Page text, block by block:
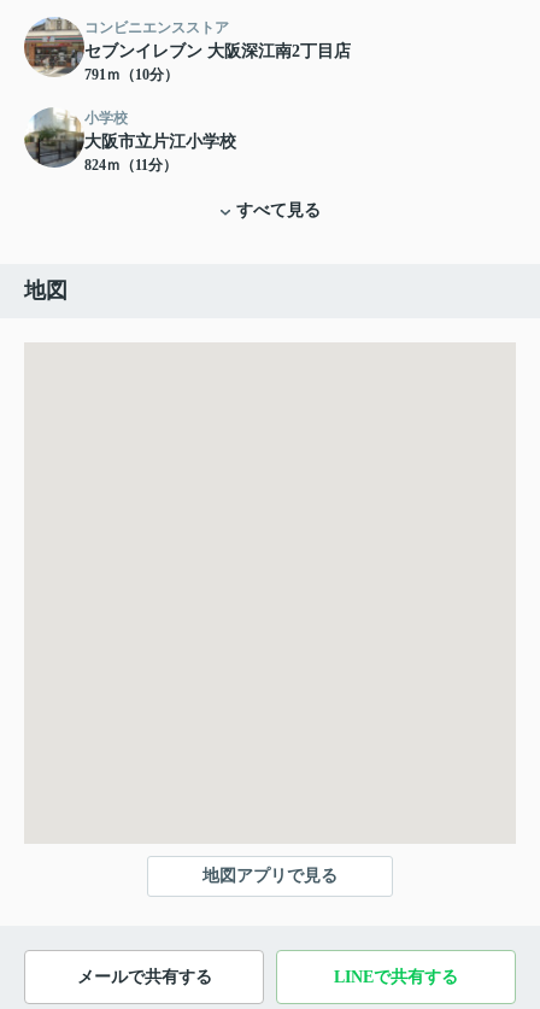
コンビニエンスストア
セブンイレブン 大阪深江南2丁目店
791ｍ（10分）
小学校
大阪市立片江小学校
824ｍ（11分）
すべて見る
地図
地図アプリで見る
メールで共有する LINEで共有する